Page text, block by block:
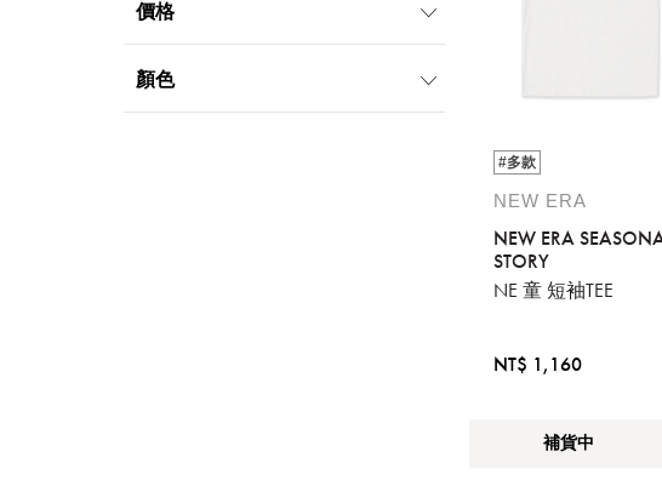
桃
臺
價格
1000元-1999元
顏色
#多款
NEW ERA
NEW ERA
STORY
NE 童 短袖TEE
NT$ 1,160
補貨中